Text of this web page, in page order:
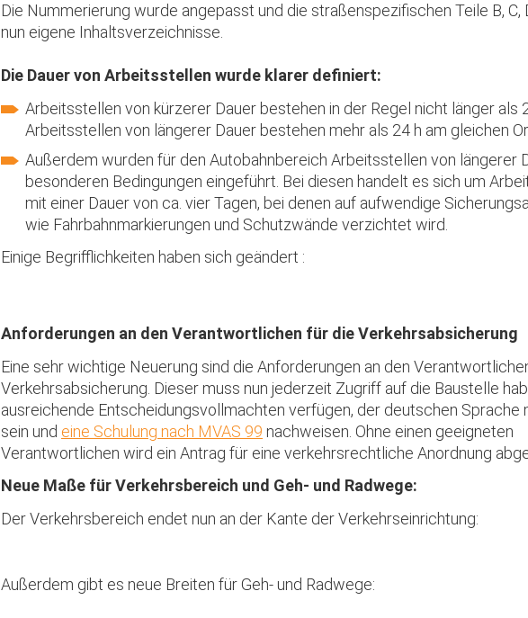
Die Nummerierung wurde angepasst und die straßenspezifischen Teile B, C,
nun eigene Inhaltsverzeichnisse.
Die Dauer von Arbeitsstellen wurde klarer definiert:
Arbeitsstellen von kürzerer Dauer bestehen in der Regel nicht länger als
Arbeitsstellen von längerer Dauer bestehen mehr als 24 h am gleichen
Außerdem wurden für den Autobahnbereich Arbeitsstellen von längerer
besonderen Bedingungen eingeführt. Bei diesen handelt es sich um
mit einer Dauer von ca. vier Tagen, bei denen auf aufwendige
wie Fahrbahnmarkierungen und Schutzwände verzichtet wird.
Einige Begrifflichkeiten haben sich geändert :
Anforderungen an den Verantwortlichen für die Verkehrsabsicherung
Eine sehr wichtige Neuerung sind die Anforderungen an den
Verkehrsabsicherung. Dieser muss nun jederzeit Zugriff auf die Baustelle
ausreichende Entscheidungsvollmachten verfügen, der deutschen Sprache
sein und eine Schulung nach MVAS 99 nachweisen. Ohne einen geeigneten
Verantwortlichen wird ein Antrag für eine verkehrsrechtliche Anordnung
Neue Maße für Verkehrsbereich und Geh- und Radwege:
Der Verkehrsbereich endet nun an der Kante der Verkehrseinrichtung:
Außerdem gibt es neue Breiten für Geh- und Radwege: